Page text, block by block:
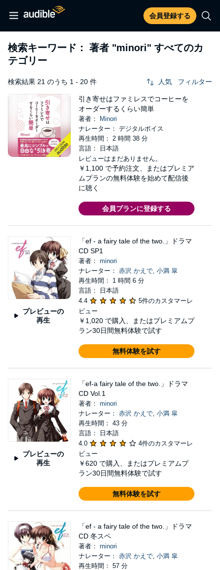
会員登録する
検索キーワード： 著者 "minori" すべてのカ
テゴリー
検索結果 21 のうち 1 - 20 件 人気 フィルター
引き寄せはファミレスでコーヒーを
オーダーするくらい簡単
著者：
Minori
ナレーター： デジタルボイス
再生時間： 2 時間 38 分
言語： 日本語
レビューはまだありません。
￥1,100 で予約注文、またはプレミア
ムプランの無料体験を始めて配信後
に聴く
会員プランに登録する
プレビューの
再生
「ef - a fairy tale of the two.」ドラマ
CD SP1
著者： minori
ナレーター： 赤沢 かえで, 小満 皐
再生時間： 1 時間 6 分
言語： 日本語
4.4
5件のカスタマーレ
ビュー
￥1,020 で購入、またはプレミアムプ
ラン30日間無料体験で試す
無料体験を試す
プレビューの
再生
「ef-a fairy tale of the two.」ドラマ
CD Vol.1
著者： minori
ナレーター： 赤沢 かえで, 小満 皐
再生時間： 43 分
言語： 日本語
4.0
4件のカスタマーレ
ビュー
￥620 で購入、またはプレミアムプ
ラン30日間無料体験で試す
無料体験を試す
「ef - a fairy tale of the two.」ドラマ
CD 冬スペ
著者： minori
ナレーター： 赤沢 かえで, 小満 皐
再生時間： 57 分